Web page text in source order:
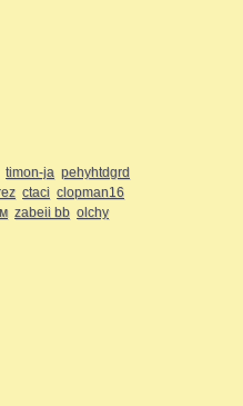
timon-ja pehyhtdgrd
ctaci clopman16
zabeii bb olchy